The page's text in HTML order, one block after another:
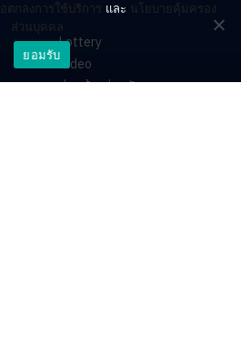
Lottery
Video
ร่วมด้วยช่วยกัน
ตกลงการใช้บริการ และ นโยบายคุ้มครอง
ส่วนบุคคล
ยอมรับ